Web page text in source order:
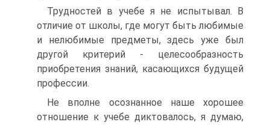
Трудностей в учебе я не испытывал. В
отличие от школы, где могут быть любимые
и нелюбимые предметы, здесь уже был
другой критерий - целесообразность
приобретения знаний, касающихся будущей
профессии.
Не вполне осознанное наше хорошее
отношение к учебе диктовалось, я думаю,